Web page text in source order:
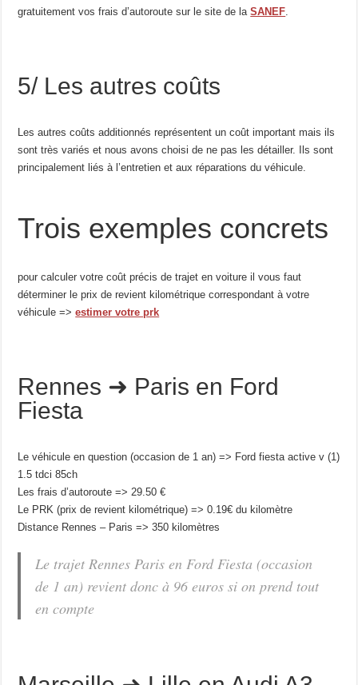
gratuitement vos frais d’autoroute sur le site de laSANEF
5/ Les autres coûts
Les autres coûts additionnés représentent un coût important mais ils
sont très variés et nous avons choisi de ne pas les détailler. Ils sont
principalement liés à l’entretien et aux réparations du véhicule.
Trois exemples concrets
pour calculer votre coût précis de trajet en voiture il vous faut
déterminer le prix de revient kilométrique correspondant à votre
véhicule =>estimer votre prk
Rennes ➜ Paris en Ford
Fiesta
Le véhicule en question (occasion de 1 an) => Ford fiesta active v (1)
1.5 tdci 85ch
Les frais d’autoroute => 29.50 €
Le PRK (prix de revient kilométrique) => 0.19€ du kilomètre
Distance Rennes – Paris => 350 kilomètres
Le trajet Rennes Paris en Ford Fiesta (occasion
de 1 an) revient donc à 96 euros si on prend tout
en compte